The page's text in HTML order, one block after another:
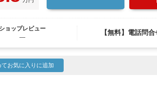
ショップレビュー
―
【無料】電話問合
てお気に入りに追加